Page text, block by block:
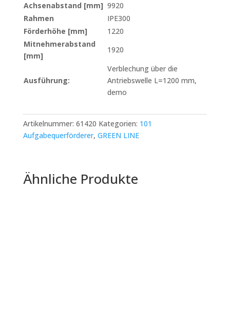
Achsenabstand [mm] 9920
Rahmen
IPE300
Förderhöhe [mm]
1220
Mitnehmerabstand
[mm]
1920
Ausführung:
Verblechung über die
Antriebswelle L=1200 mm,
demo
Artikelnummer: 61420 Kategorien: 101
Aufgabequerförderer, GREEN LINE
Ähnliche Produkte